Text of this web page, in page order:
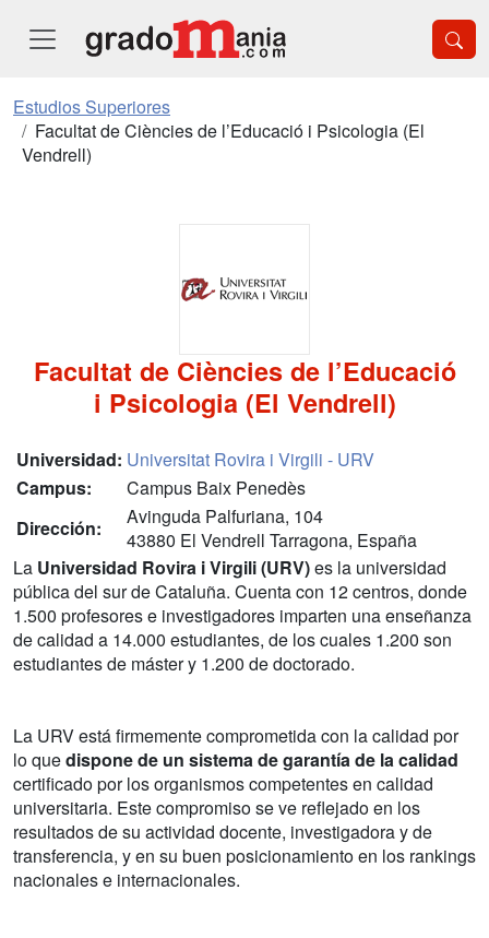
Estudios Superiores
Facultat de Ciències de l’Educació i Psicologia (El
Vendrell)
Facultat de Ciències de l’Educació
i Psicologia (El Vendrell)
Universidad: Universitat Rovira i Virgili - URV
Campus:
Campus Baix Penedès
Dirección:
Avinguda Palfuriana, 104
43880 El Vendrell Tarragona, España
La Universidad Rovira i Virgili (URV)es la universidad
pública del sur de Cataluña. Cuenta con 12 centros, donde
1.500 profesores e investigadores imparten una enseñanza
de calidad a 14.000 estudiantes, de los cuales 1.200 son
estudiantes de máster y 1.200 de doctorado.
La URV está firmemente comprometida con la calidad por
lo quedispone de un sistema de garantía de la calidad
certificado por los organismos competentes en calidad
universitaria. Este compromiso se ve reflejado en los
resultados de su actividad docente, investigadora y de
transferencia, y en su buen posicionamiento en los rankings
nacionales e internacionales.